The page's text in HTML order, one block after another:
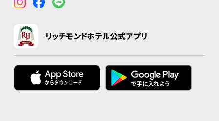
リッチモンドホテル公式アプリ